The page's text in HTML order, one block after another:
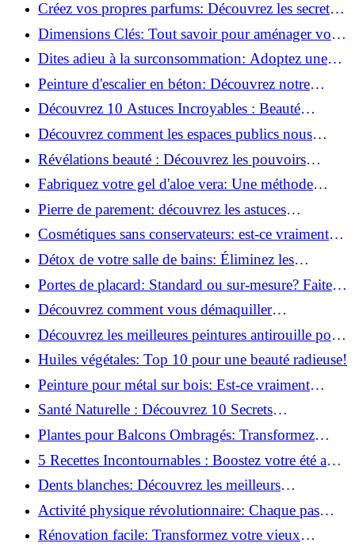
Créez vos propres parfums: Découvrez les secrets
de la fabrication artisanale!
Dimensions Clés: Tout savoir pour aménager votre
salle de bains!
Dites adieu à la surconsommation: Adoptez une
vie plus simple!
Peinture d'escalier en béton: Découvrez notre
tutoriel facile et rapide!
Découvrez 10 Astuces Incroyables : Beauté
Naturelle avec le Concombre !
Découvrez comment les espaces publics nous
incitent à être plus actifs : Révélations surprenantes!
Révélations beauté : Découvrez les pouvoirs
insoupçonnés du concombre!
Fabriquez votre gel d'aloe vera: Une méthode
simple et rapide à la maison!
Pierre de parement: découvrez les astuces
infaillibles pour un nettoyage parfait!
Cosmétiques sans conservateurs: est-ce vraiment
possible?
Détox de votre salle de bains: Éliminez les
ingrédients nocifs dès maintenant!
Portes de placard: Standard ou sur-mesure? Faites
le meilleur choix!
Découvrez comment vous démaquiller
naturellement: Astuces et secrets révélés!
Découvrez les meilleures peintures antirouille pour
le fer: Top 12 analysé!
Huiles végétales: Top 10 pour une beauté radieuse!
Peinture pour métal sur bois: Est-ce vraiment
possible?
Santé Naturelle : Découvrez 10 Secrets
Incontournables pour un Bien-être Optimal!
Plantes pour Balcons Ombragés: Transformez
votre Terrasse en Oasis Verte!
5 Recettes Incontournables : Boostez votre été avec
des huiles essentielles!
Dents blanches: Découvrez les meilleurs
ingrédients naturels!
Activité physique révolutionnaire: Chaque pas
compte pour votre santé!
Rénovation facile: Transformez votre vieux